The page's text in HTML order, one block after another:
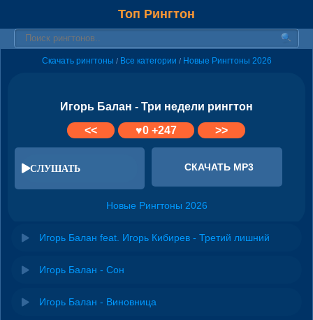
Топ Рингтон
Скачать рингтоны / Все категории / Новые Рингтоны 2026
Игорь Балан - Три недели рингтон
<<
♥0+247 >>
СЛУШАТЬ СКАЧАТЬ MP3
Новые Рингтоны 2026
Игорь Балан feat. Игорь Кибирев - Третий лишний
Игорь Балан - Сон
Игорь Балан - Виновница